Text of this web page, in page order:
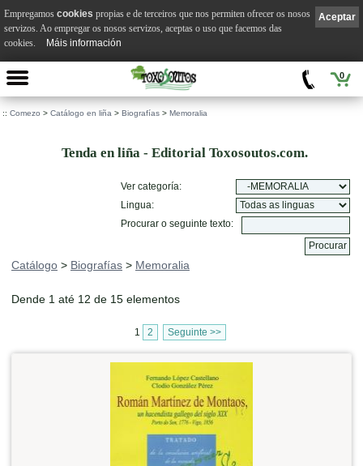
0
:: Comezo > Catálogo en liña > Biografías > Memoralia
Tenda en liña - Editorial Toxosoutos.com.
Ver categoría:
Lingua:
Procurar o seguinte texto:
Catálogo > Biografías > Memoralia
Dende 1 até 12 de 15 elementos
1 2 Seguinte >>
Aceptar
Empregamos cookies propias e de terceiros que nos permiten ofrecer os nosos
servizos. Ao empregar os nosos servizos, aceptas o uso que facemos das
cookies.
Máis información